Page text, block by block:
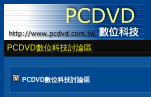
PCDVD數位科技討論區
PCDVD數位科技討論區